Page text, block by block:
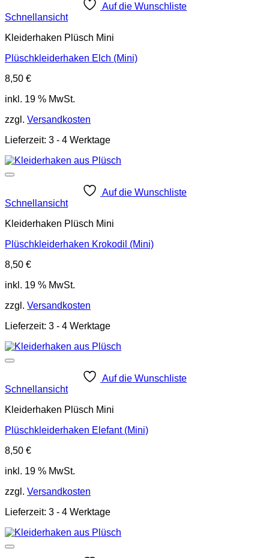
Auf die Wunschliste
Schnellansicht
Kleiderhaken Plüsch Mini
Plüschkleiderhaken Elch (Mini)
8,50 €
inkl. 19 % MwSt.
zzgl. Versandkosten
Lieferzeit: 3 - 4 Werktage
Auf die Wunschliste
Schnellansicht
Kleiderhaken Plüsch Mini
Plüschkleiderhaken Krokodil (Mini)
8,50 €
inkl. 19 % MwSt.
zzgl. Versandkosten
Lieferzeit: 3 - 4 Werktage
Auf die Wunschliste
Schnellansicht
Kleiderhaken Plüsch Mini
Plüschkleiderhaken Elefant (Mini)
8,50 €
inkl. 19 % MwSt.
zzgl. Versandkosten
Lieferzeit: 3 - 4 Werktage